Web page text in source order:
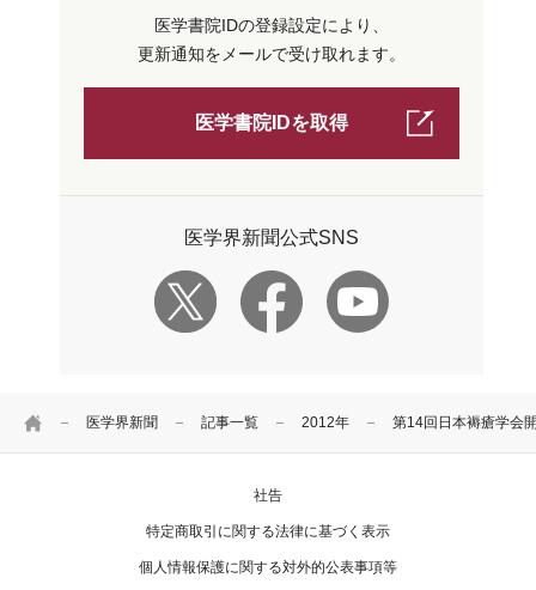
HOME 医学界新聞 記事一覧 2012年 第14回日本褥瘡学会
医学書院IDの登録設定により、
更新通知をメールで受け取れます。
医学書院IDを取得
医学界新聞公式SNS
社告
特定商取引に関する法律に基づく表示
個人情報保護に関する対外的公表事項等